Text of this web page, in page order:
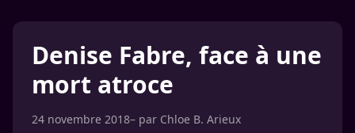
Denise Fabre, face à une
mort atroce
24 novembre 2018– par Chloe B. Arieux